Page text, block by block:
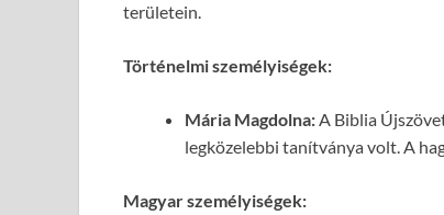
területein.
Történelmi személyiségek:
Mária Magdolna:A Biblia
legközelebbi tanítványa volt. A
Magyar személyiségek: